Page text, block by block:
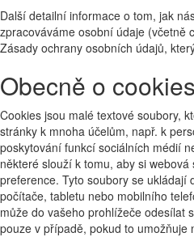
Další detailní informace o tom, jak
zpracováváme osobní údaje (včetně
Zásady ochrany osobních údajů,
Obecně o cookies
Cookies jsou malé textové soubory,
stránky k mnoha účelům, např. k
poskytování funkcí sociálních médií
některé slouží k tomu, aby si
preference. Tyto soubory se ukládají
počítače, tabletu nebo mobilního
může do vašeho prohlížeče odesílat
pouze v případě, pokud to umožňuje